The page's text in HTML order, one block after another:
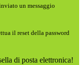
un messaggio
il reset della password
di posta elettronica!